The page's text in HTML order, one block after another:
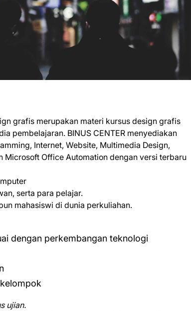
grafis merupakan materi kursus design grafis
pembelajaran. BINUS CENTER menyediakan
Internet, Website, Multimedia Design,
Microsoft Office Automation dengan versi terbaru
serta para pelajar.
mahasiswi di dunia perkuliahan.
dengan perkembangan teknologi
ujian.